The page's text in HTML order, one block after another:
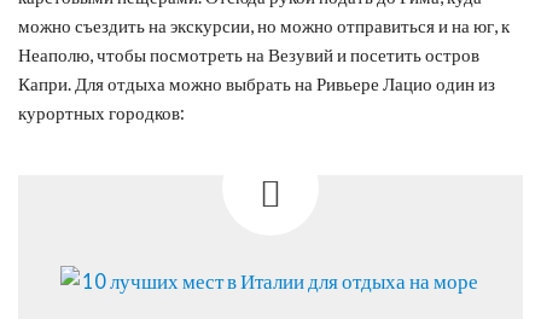
можно съездить на экскурсии, но можно отправиться и на юг, к
Неаполю, чтобы посмотреть на Везувий и посетить остров
Капри. Для отдыха можно выбрать на Ривьере Лацио один из
курортных городков: